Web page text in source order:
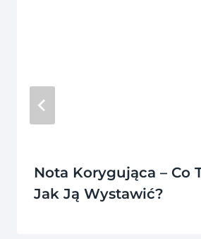
Nota Korygująca – Co
Jak Ją Wystawić?